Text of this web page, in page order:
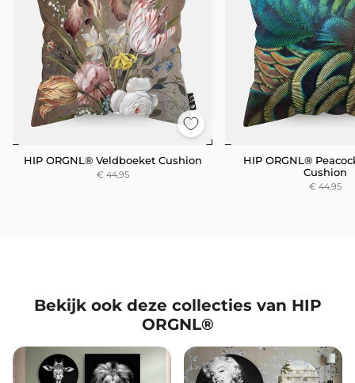
HIP ORGNL® Veldboeket Cushion
€ 44,95
HIP ORGNL®
Cushion
€ 44,95
Bekijk ook deze collecties van HIP
ORGNL®